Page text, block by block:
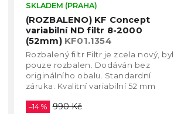
Průměrné
hodnocení
produktu
hvězdiček.
(ROZBALENO) KF Concept
variabilní ND filtr 8-2000
(52mm) KF01.1354
SKLADEM (PRAHA)
–14 % 990 Kč
Rozbalený filtr Filtr je zcela nový, byl
pouze rozbalen. Dodáván bez
originálního obalu. Standardní
záruka. Kvalitní variabilní 52 mm